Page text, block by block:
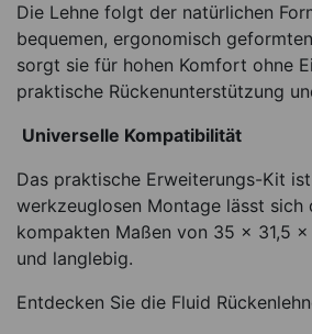
Die Lehne folgt der natürlichen
bequemen, ergonomisch
sorgt sie für hohen Komfort ohne
praktische Rückenunterstützung
Universelle Kompatibilität
Das praktische Erweiterungs-Kit
werkzeuglosen Montage lässt
kompakten Maßen von 35 x 31,5
und langlebig.
Entdecken Sie die Fluid